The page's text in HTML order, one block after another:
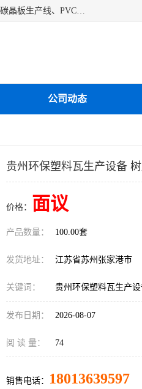
江苏艾斯曼机械有限公司专业生产各种合成树脂瓦设备、PVC树脂瓦生产线、PVC仿大理石板生产线，PVC碳晶板生产线、PVC护墙板生产线，PVC格栅板生产线、PVC扣板生产线、塑料建筑模板生产线。操作方便，性能稳定，价格合理，质量保障。
公司动态
贵州环保塑料瓦生产设备
价格： 面议
产品数量： 100.00套
发货地址： 江苏省苏州张家港市
关键词： 贵州环保塑料瓦生产
发布日期： 2026-08-07
阅 读 量： 74
销售电话： 18013639597